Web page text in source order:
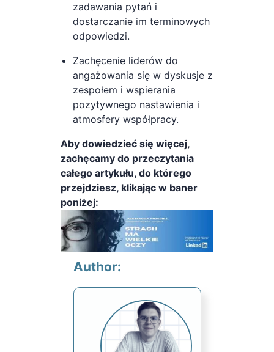
zadawania pytań i
dostarczanie im terminowych
odpowiedzi.
Zachęcenie liderów do
angażowania się w dyskusje z
zespołem i wspierania
pozytywnego nastawienia i
atmosfery współpracy.
Aby dowiedzieć się więcej,
zachęcamy do przeczytania
całego artykułu, do którego
przejdziesz, klikając w baner
poniżej:
Author: